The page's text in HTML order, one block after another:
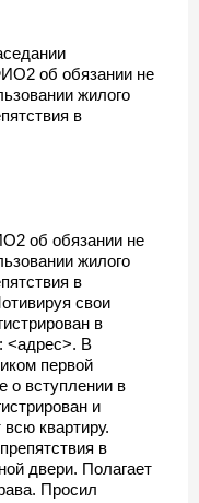
об обязании не
жилого
в
об обязании не
жилого
в
свои
в
<адрес>. В
первой
о вступлении в
и
квартиру.
в
двери. Полагает
Просил